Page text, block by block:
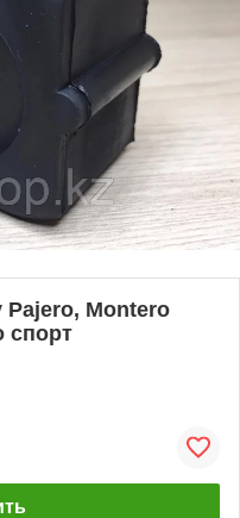
Pajero, Montero
спорт